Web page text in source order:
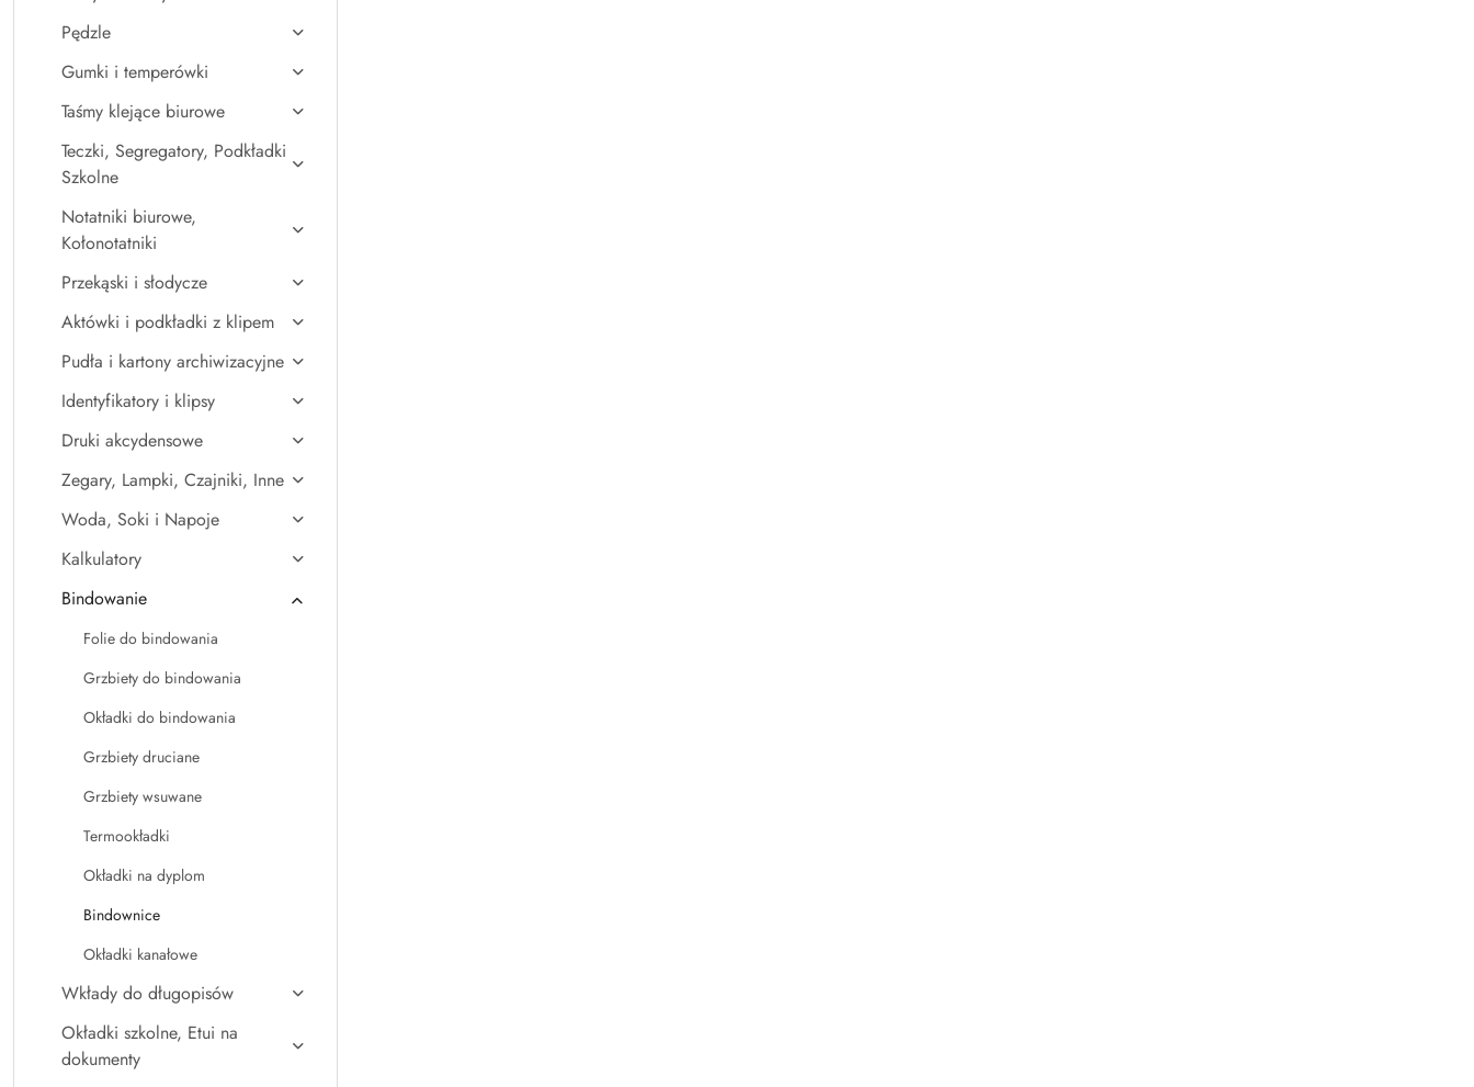
Pędzle
Gumki i temperówki
Taśmy klejące biurowe
Teczki, Segregatory, Podkładki
Szkolne
Notatniki biurowe,
Kołonotatniki
Przekąski i słodycze
Aktówki i podkładki z klipem
Pudła i kartony archiwizacyjne
Identyfikatory i klipsy
Druki akcydensowe
Zegary, Lampki, Czajniki, Inne
Woda, Soki i Napoje
Kalkulatory
Bindowanie
Folie do bindowania
Grzbiety do bindowania
Okładki do bindowania
Grzbiety druciane
Grzbiety wsuwane
Termookładki
Okładki na dyplom
Bindownice
Okładki kanałowe
Wkłady do długopisów
Okładki szkolne, Etui na
dokumenty